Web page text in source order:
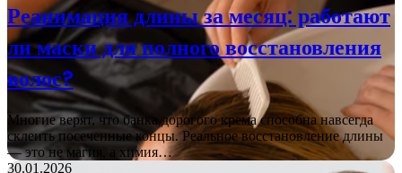
Реанимация длины за месяц: работают
ли маски для полного восстановления
волос?
Многие верят, что банка дорогого крема способна навсегда
склеить посеченные концы. Реальное восстановление длины
— это не магия, а химия…
30.01.2026